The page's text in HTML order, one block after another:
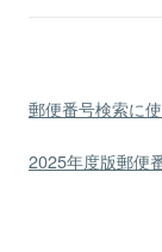
郵便番号検索に
2025年度版郵便